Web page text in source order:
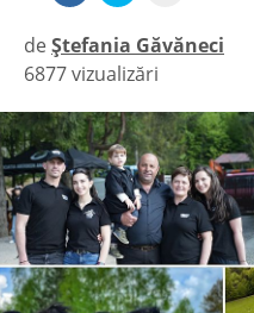
deȘtefania Găvăneci
|
6877 vizualizări